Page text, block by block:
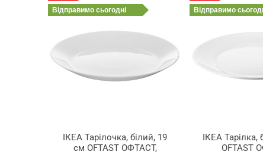
Відправимо сьогодні
ІКЕА Тарілочка, білий, 19
см OFTAST ОФТАСТ,
Відправимо
ІКЕА Тарілка,
OFTAST